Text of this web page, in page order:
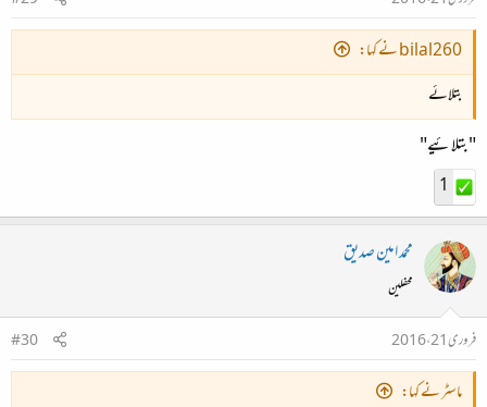
bilal260 نے کہا:
بتلائے
"بتلائیے"
1
محمد امین صدیق
محفلین
فروری 21، 2016
#30
ماسٹر نے کہا: